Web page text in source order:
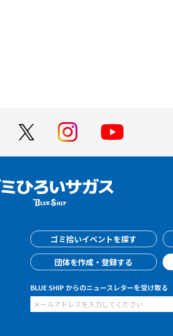
ゴミ拾いイベントを探す
団体を作成・登録する
BLUE SHIP からのニュースレターを受け取る